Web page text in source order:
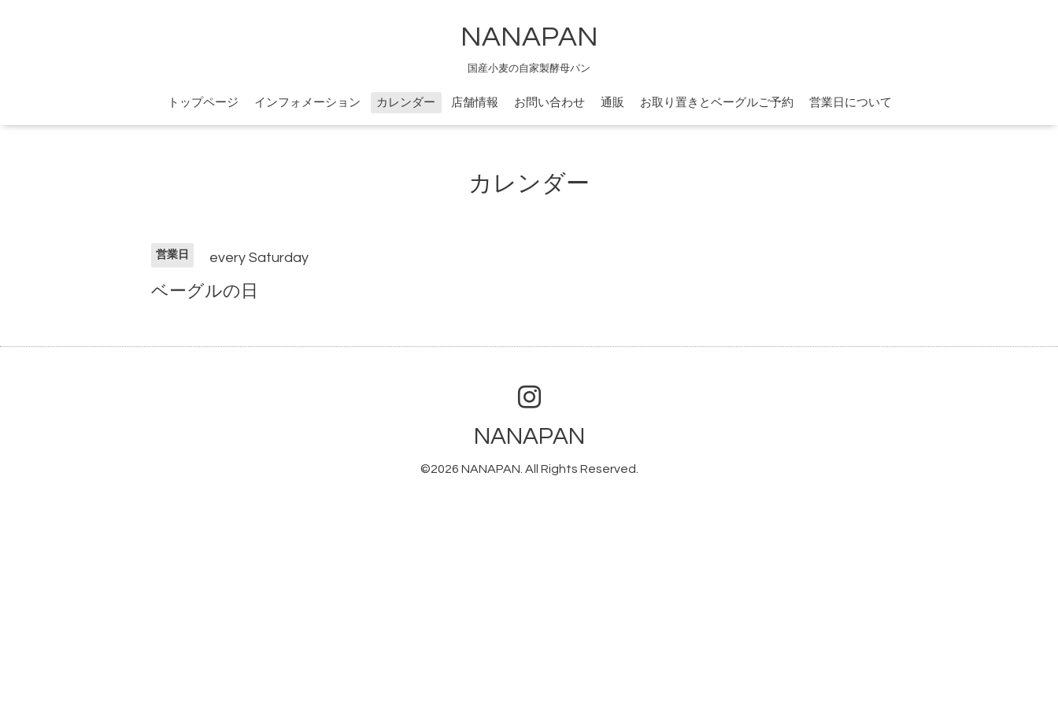
NANAPAN
国産小麦の自家製酵母パン
トップページ インフォメーション カレンダー 店舗情報 お問い合わせ 通販 お取り置きとベーグルご予約 営業日について
カレンダー
営業日 every Saturday
ベーグルの日
NANAPAN
©2026 NANAPAN . All Rights Reserved.